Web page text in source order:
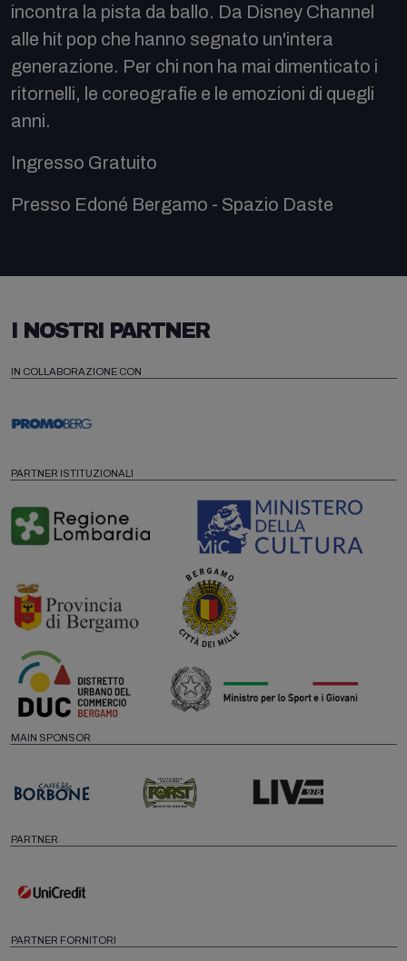
incontra la pista da ballo. Da Disney Channel
alle hit pop che hanno segnato un'intera
generazione. Per chi non ha mai dimenticato i
ritornelli, le coreografie e le emozioni di quegli
anni.
Ingresso Gratuito
Presso Edoné Bergamo - Spazio Daste
I NOSTRI PARTNER
IN COLLABORAZIONE CON
PARTNER ISTITUZIONALI
MAIN SPONSOR
PARTNER
PARTNER FORNITORI